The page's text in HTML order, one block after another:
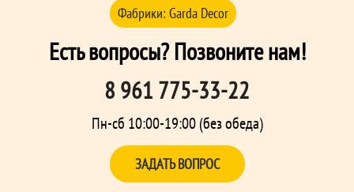
Фабрики: Garda Decor
Есть вопросы? Позвоните нам!
8 961 775-33-22
Пн-сб 10:00-19:00 (без обеда)
ЗАДАТЬ ВОПРОС